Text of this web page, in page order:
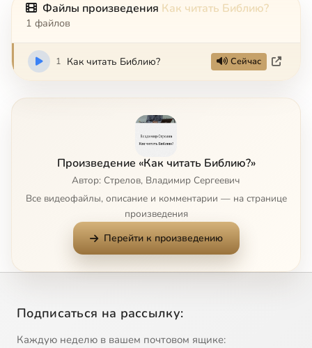
Файлы произведения Как читать Библию?
1 файлов
1 Как читать Библию? Сейчас
Произведение «Как читать Библию?»
Автор: Стрелов, Владимир Сергеевич
Все видеофайлы, описание и комментарии — на странице
произведения
Перейти к произведению
Подписаться на рассылку:
Каждую неделю в вашем почтовом ящике: